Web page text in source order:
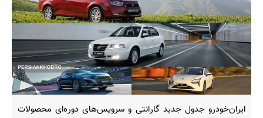
ایران‌خودرو جدول جدید گارانتی و سرویس‌های دوره‌ای محصولات